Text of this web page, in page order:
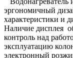
эргономичный
характеристики и
Наличие дисплея
контроль над
эксплуатацию
электронный